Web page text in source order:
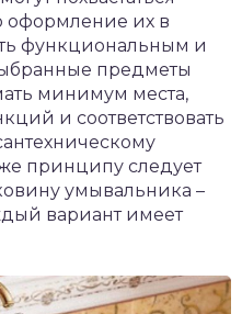
их в
функциональным и
предметы
минимум места,
и соответствовать
принципу следует
умывальника –
вариант имеет